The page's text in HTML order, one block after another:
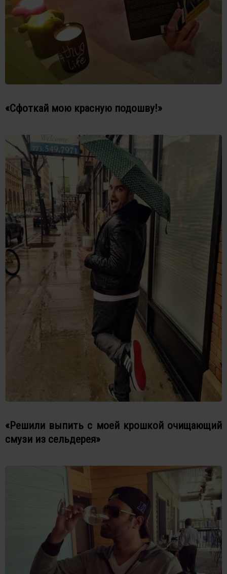
«Сфоткай мою красную подошву!»
«Решили выпить с моей крошкой очищающий
смузи из сельдерея»